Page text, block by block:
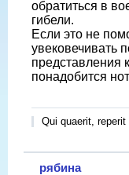
обратиться в
гибели.
Если это не
увековечивать
представления
понадобится
Qui quaerit, reperit
рябина